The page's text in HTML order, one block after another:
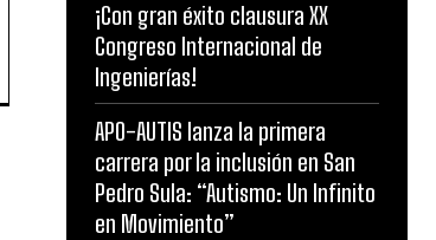
¡Con gran éxito clausura XX
Congreso Internacional de
Ingenierías!
APO-AUTIS lanza la primera
carrera por la inclusión en San
Pedro Sula: “Autismo: Un Infinito
en Movimiento”